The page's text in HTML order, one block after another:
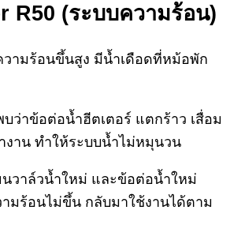
R50 (ระบบความร้อน)
ามร้อนขึ้นสูง มีน้ำเดือดที่หม้อพัก
ว่าข้อต่อน้ำฮีตเตอร์ แตกร้าว เสื่อม
งาน ทำให้ระบบน้ำไม่หมุนวน
นวาล์วน้ำใหม่ และข้อต่อน้ำใหม่
ามร้อนไม่ขึ้น กลับมาใช้งานได้ตาม